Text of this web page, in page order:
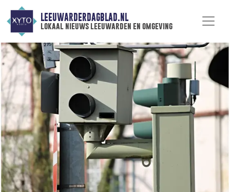
LEEUWARDERDAGBLAD.NL
lokaal nieuws leeuwarden en omgeving